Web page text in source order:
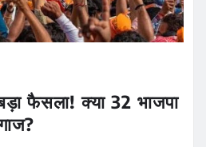
फैसला! क्या 32 भाजपा